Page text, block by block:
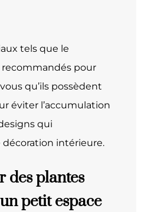
tels que le
pour
qu’ils possèdent
éviter l’accumulation
qui
décoration intérieure.
des plantes
petit espace